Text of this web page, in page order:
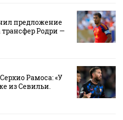
предложение
трансфер Родри —
Рамоса: «У
из Севильи.